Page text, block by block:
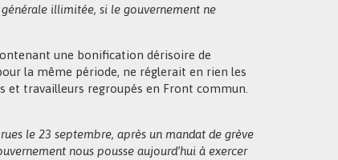
générale illimitée, si le gouvernement ne
une bonification dérisoire de
la même période, ne réglerait en rien les
et travailleurs regroupés en Front commun.
le 23 septembre, après un mandat de grève
nous pousse aujourd’hui à exercer